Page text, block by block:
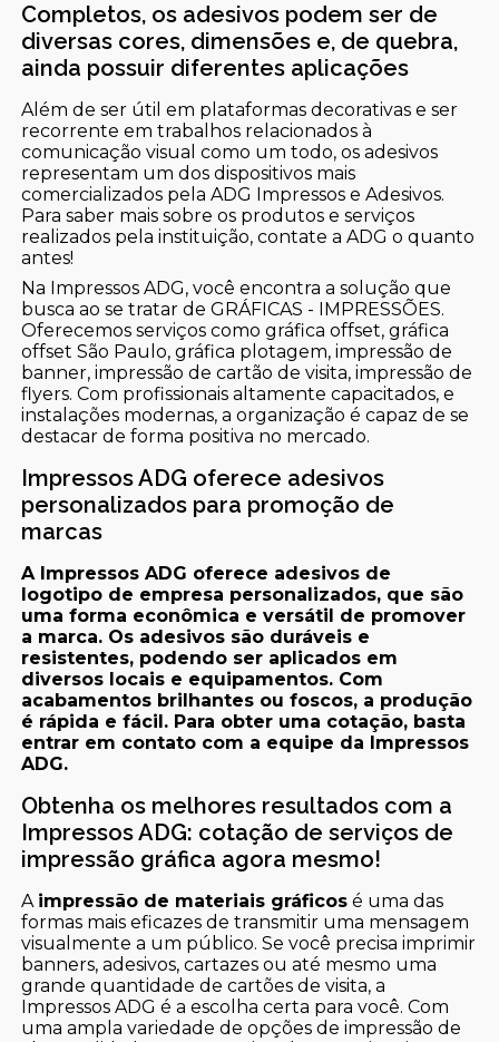
Completos, os adesivos podem ser de
diversas cores, dimensões e, de quebra,
ainda possuir diferentes aplicações
Além de ser útil em plataformas decorativas e ser
recorrente em trabalhos relacionados à
comunicação visual como um todo, os adesivos
representam um dos dispositivos mais
comercializados pela ADG Impressos e Adesivos.
Para saber mais sobre os produtos e serviços
realizados pela instituição, contate a ADG o quanto
antes!
Na Impressos ADG, você encontra a solução que
busca ao se tratar de GRÁFICAS - IMPRESSÕES.
Oferecemos serviços como gráfica offset, gráfica
offset São Paulo, gráfica plotagem, impressão de
banner, impressão de cartão de visita, impressão de
flyers. Com profissionais altamente capacitados, e
instalações modernas, a organização é capaz de se
destacar de forma positiva no mercado.
Impressos ADG oferece adesivos
personalizados para promoção de
marcas
A Impressos ADG oferece adesivos de
logotipo de empresa personalizados, que são
uma forma econômica e versátil de promover
a marca. Os adesivos são duráveis e
resistentes, podendo ser aplicados em
diversos locais e equipamentos. Com
acabamentos brilhantes ou foscos, a produção
é rápida e fácil. Para obter uma cotação, basta
entrar em contato com a equipe da Impressos
ADG.
Obtenha os melhores resultados com a
Impressos ADG: cotação de serviços de
impressão gráfica agora mesmo!
A impressão de materiais gráficos é uma das
formas mais eficazes de transmitir uma mensagem
visualmente a um público. Se você precisa imprimir
banners, adesivos, cartazes ou até mesmo uma
grande quantidade de cartões de visita, a
Impressos ADG é a escolha certa para você. Com
uma ampla variedade de opções de impressão de